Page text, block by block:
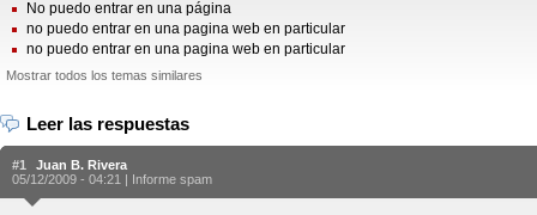
No puedo entrar en una página
no puedo entrar en una pagina web en particular
no puedo entrar en una pagina web en particular
Mostrar todos los temas similares
Leer las respuestas
#1
Juan B. Rivera
05/12/2009 - 04:21 | Informe spam